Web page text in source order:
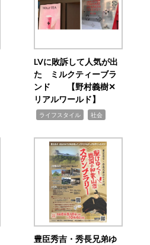
LVに敗訴して人気が出
た ミルクティーブラ
ンド 【野村義樹✕
リアルワールド】
ライフスタイル 社会
豊臣秀吉・秀長兄弟ゆ